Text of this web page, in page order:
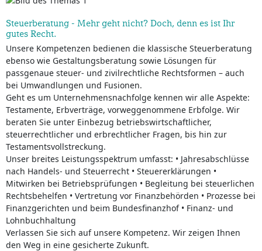
Steuerberatung - Mehr geht nicht? Doch, denn es ist Ihr
gutes Recht.
Unsere Kompetenzen bedienen die klassische Steuerberatung
ebenso wie Gestaltungsberatung sowie Lösungen für
passgenaue steuer- und zivilrechtliche Rechtsformen – auch
bei Umwandlungen und Fusionen.
Geht es um Unternehmensnachfolge kennen wir alle Aspekte:
Testamente, Erbverträge, vorweggenommene Erbfolge. Wir
beraten Sie unter Einbezug betriebswirtschaftlicher,
steuerrechtlicher und erbrechtlicher Fragen, bis hin zur
Testamentsvollstreckung.
Unser breites Leistungsspektrum umfasst: • Jahresabschlüsse
nach Handels- und Steuerrecht • Steuererklärungen •
Mitwirken bei Betriebsprüfungen • Begleitung bei steuerlichen
Rechtsbehelfen • Vertretung vor Finanzbehörden • Prozesse bei
Finanzgerichten und beim Bundesfinanzhof • Finanz- und
Lohnbuchhaltung
Verlassen Sie sich auf unsere Kompetenz. Wir zeigen Ihnen
den Weg in eine gesicherte Zukunft.